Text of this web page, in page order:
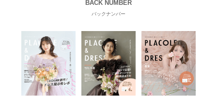
BACK NUMBER
バックナンバー